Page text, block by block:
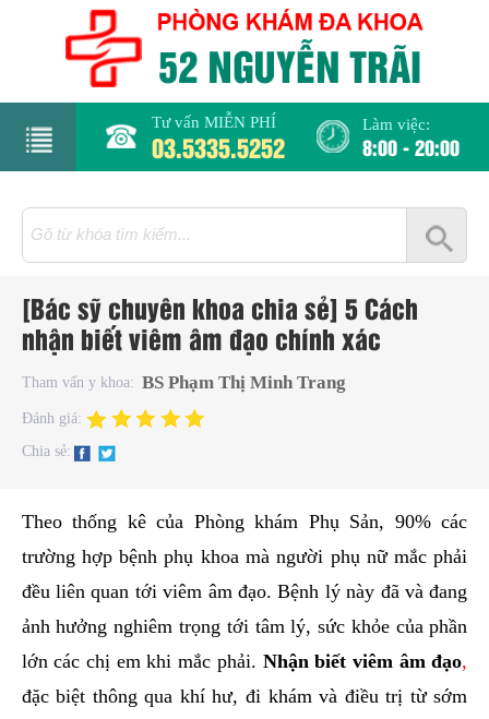
Tư vấn MIỄN PHÍ
03.5335.5252
Làm việc:
8:00 - 20:00
[Bác sỹ chuyên khoa chia sẻ] 5 Cách
nhận biết viêm âm đạo chính xác
Tham vấn y khoa: BS Phạm Thị Minh Trang
Đánh giá:
Chia sẻ:
Theo thống kê của Phòng khám Phụ Sản, 90% các
trường hợp bệnh phụ khoa mà người phụ nữ mắc phải
đều liên quan tới viêm âm đạo. Bệnh lý này đã và đang
ảnh hưởng nghiêm trọng tới tâm lý, sức khỏe của phần
lớn các chị em khi mắc phải. Nhận biết viêm âm đạo,
đặc biệt thông qua khí hư, đi khám và điều trị từ sớm